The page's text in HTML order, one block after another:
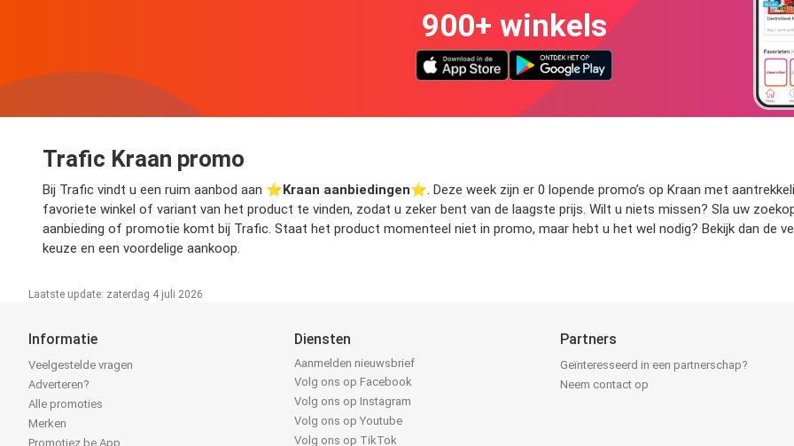
900+ winkels
Trafic Kraan promo
Bij Trafic vindt u een ruim aanbod aan ⭐️Kraan aanbiedingen⭐️. Deze week zijn er 0 lopende promo’s op Kraan met
favoriete winkel of variant van het product te vinden, zodat u zeker bent van de laagste prijs. Wilt u niets missen? Sla uw
aanbieding of promotie komt bij Trafic. Staat het product momenteel niet in promo, maar hebt u het wel nodig? Bekijk dan de
keuze en een voordelige aankoop.
Laatste update: zaterdag 4 juli 2026
Informatie
Veelgestelde vragen
Adverteren?
Alle promoties
Merken
Promotiez.be App
Diensten
Aanmelden nieuwsbrief
Volg ons op Facebook
Volg ons op Instagram
Volg ons op Youtube
Volg ons op TikTok
Partners
Geïnteresseerd in een partnerschap?
Neem contact op